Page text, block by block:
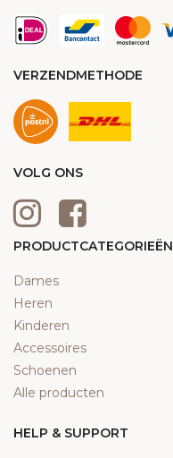
VERZENDMETHODE
VOLG ONS
PRODUCTCATEGORIEËN
Dames
Heren
Kinderen
Accessoires
Schoenen
Alle producten
HELP & SUPPORT